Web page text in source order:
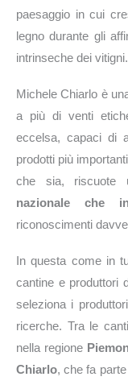
paesaggio in cui
legno durante gli
intrinseche dei vitigni.
Michele Chiarlo è
a più di venti
eccelsa, capaci di
prodotti più
che sia, riscuote
nazionale che
riconoscimenti
In questa come in
cantine e produttori
seleziona i
ricerche. Tra le
nella regione
Chiarlo, che fa